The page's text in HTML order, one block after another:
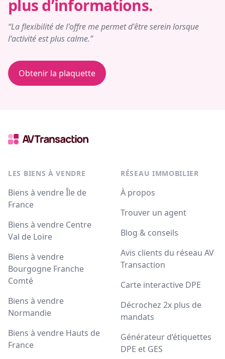
plus d’informations.
“La flexibilité de l'offre me permet d'être serein lorsque
l'activité est plus calme.”
Obtenir la plaquette
LES BIENS À VENDRE
Biens à vendre Île de
France
Biens à vendre Centre
Val de Loire
Biens à vendre
Bourgogne Franche
Comté
Biens à vendre
Normandie
Biens à vendre Hauts de
France
RÉSEAU IMMOBILIER
À propos
Trouver un agent
Blog & conseils
Avis clients du réseau AV
Transaction
Carte interactive DPE
Décrochez 2x plus de
mandats
Générateur d’étiquettes
DPE et GES